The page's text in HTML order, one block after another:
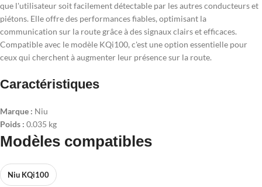
que l'utilisateur soit facilement détectable par les autres conducteurs et
piétons. Elle offre des performances fiables, optimisant la
communication sur la route grâce à des signaux clairs et efficaces.
Compatible avec le modèle KQi100, c'est une option essentielle pour
ceux qui cherchent à augmenter leur présence sur la route.
Caractéristiques
Marque : Niu
Poids : 0.035 kg
Modèles compatibles
Niu KQi100